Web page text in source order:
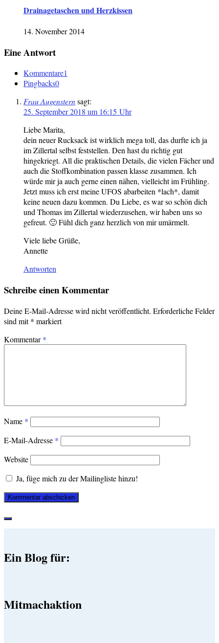
Drainagetaschen und Herzkissen
14. November 2014
Eine Antwort
Kommentare1
Pingbacks0
Frau Augensternsagt:
25. September 2018 um 16:15 Uhr
Liebe Marita,
dein neuer Rucksack ist wirklich mega toll, das durfte ich ja
im Zillertal selbst feststellen. Den hast du richtig gut
hingekriegt. All die praktischen Details, die vielen Fächer und
auch die Stoffkombination passen klasse zusammen. Ich
würde mir ja auch gerne einen nähen, vielleicht im Frühling.
Jetzt muss ich erst meine UFOS abarbeiten *lach*, damit
keine neuen dazu kommen. Du Liebe, es war so schön dich
und Thomas im Zillertal wiederzusehen, wir haben uns so
gefreut. 🙂 Fühl dich ganz herzlich von mir umärmelt.
Viele liebe Grüße,
Annette
Antworten
Schreibe einen Kommentar
Deine E-Mail-Adresse wird nicht veröffentlicht. Erforderliche Felder
sind mit* markiert
Kommentar*
Name *
E-Mail-Adresse *
Website
Ja, füge mich zu der Mailingliste hinzu!
Ein Blog für:
Mitmachaktion